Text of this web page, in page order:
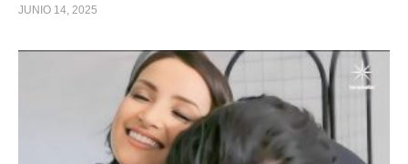
JUNIO 14, 2025